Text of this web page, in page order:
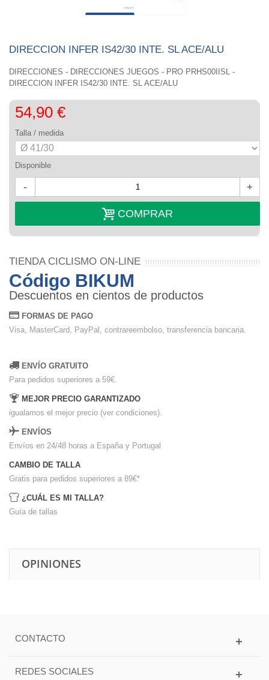
DIRECCION INFER IS42/30 INTE. SL ACE/ALU
DIRECCIONES - DIRECCIONES JUEGOS - PRO PRHS00IISL -
DIRECCION INFER IS42/30 INTE. SL ACE/ALU
54,90 €
Talla / medida
Disponible
- +
COMPRAR
TIENDA CICLISMO ON-LINE
Código BIKUM
Descuentos en cientos de productos
FORMAS DE PAGO
Visa, MasterCard, PayPal, contrareembolso, transferencia bancaria.
ENVÍO GRATUITO
Para pedidos superiores a 59€.
MEJOR PRECIO GARANTIZADO
igualamos el mejor precio (ver condiciones).
ENVÍOS
Envíos en 24/48 horas a España y Portugal
CAMBIO DE TALLA
Gratis para pedidos superiores a 89€*
¿CUÁL ES MI TALLA?
Guía de tallas
OPINIONES
CONTACTO
REDES SOCIALES